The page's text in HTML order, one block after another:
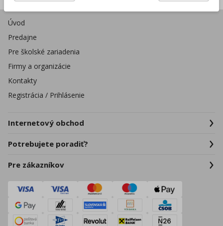
Úvod
Predajne
Pre školské zariadenia
Firmy a organizácie
Kontakty
Registrácia / Prihlásenie
Internetový obchod
Potrebujete poradiť?
Pre zákazníkov